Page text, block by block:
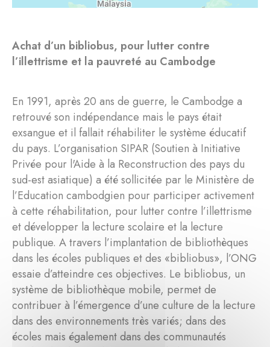
Achat d’un bibliobus, pour lutter contre
l’illettrisme et la pauvreté au Cambodge
En 1991, après 20 ans de guerre, le Cambodge a
retrouvé son indépendance mais le pays était
exsangue et il fallait réhabiliter le système éducatif
du pays. L’organisation SIPAR (Soutien à Initiative
Privée pour l'Aide à la Reconstruction des pays du
sud-est asiatique) a été sollicitée par le Ministère de
l’Education cambodgien pour participer activement
à cette réhabilitation, pour lutter contre l’illettrisme
et développer la lecture scolaire et la lecture
publique. A travers l’implantation de bibliothèques
dans les écoles publiques et des «bibliobus», l’ONG
essaie d’atteindre ces objectives. Le bibliobus, un
système de bibliothèque mobile, permet de
contribuer à l’émergence d’une culture de la lecture
dans des environnements très variés; dans des
écoles mais également dans des communautés